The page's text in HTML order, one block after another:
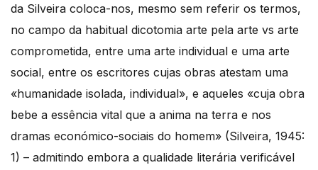
da Silveira coloca-nos, mesmo sem referir os termos,
no campo da habitual dicotomia arte pela arte vs arte
comprometida, entre uma arte individual e uma arte
social, entre os escritores cujas obras atestam uma
«humanidade isolada, individual», e aqueles «cuja obra
bebe a essência vital que a anima na terra e nos
dramas económico-sociais do homem» (Silveira, 1945:
1) – admitindo embora a qualidade literária verificável